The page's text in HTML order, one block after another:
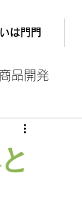
は門門
商品開発